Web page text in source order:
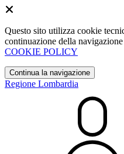
Questo sito utilizza cookie
continuazione della
COOKIE POLICY
Continua la navigazione
Regione Lombardia